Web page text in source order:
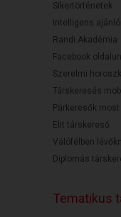
Sikertörténetek
Intelligens
Randi Akadémia
Facebook
Szerelmi
Társkeresés
Párkeresők
Elit társkereső
Válófélben
Diplomás
Tematikus